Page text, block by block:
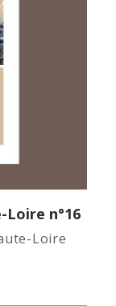
Loire n°16
Loire